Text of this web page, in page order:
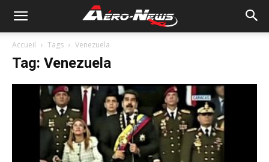
Accueil Tags Venezuela
Tag: Venezuela